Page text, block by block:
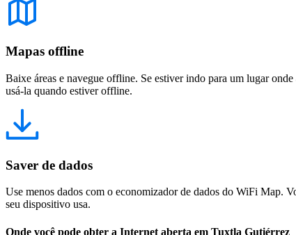
Mapas offline
Baixe áreas e navegue offline. Se estiver indo para um lugar
usá-la quando estiver offline.
Saver de dados
Use menos dados com o economizador de dados do WiFi Map.
seu dispositivo usa.
Onde você pode obter a Internet aberta em Tuxtla Gutiérrez